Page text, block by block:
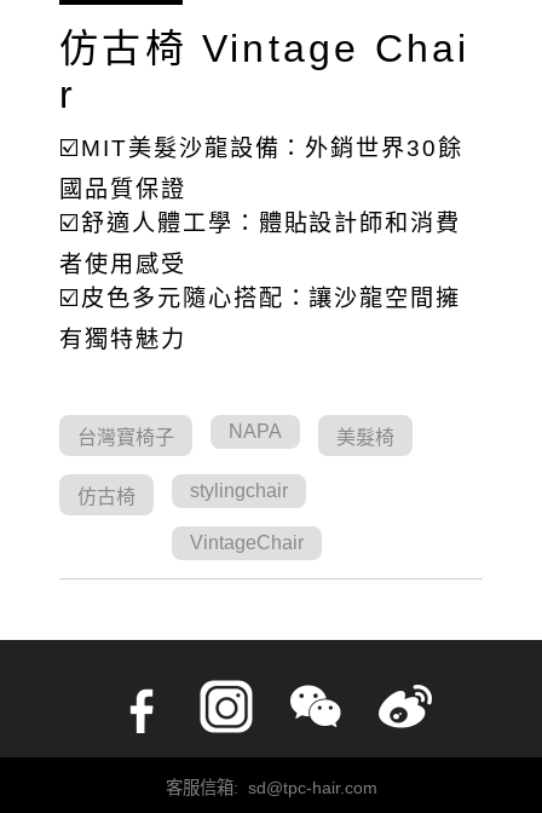
仿古椅 Vintage Chai
r
☑️MIT美髮沙龍設備：外銷世界30餘
國品質保證
☑️舒適人體工學：體貼設計師和消費
者使用感受
☑️皮色多元隨心搭配：讓沙龍空間擁
有獨特魅力
台灣寶椅子 NAPA 美髮椅
仿古椅 stylingchair
VintageChair
客服信箱: sd@tpc-hair.com